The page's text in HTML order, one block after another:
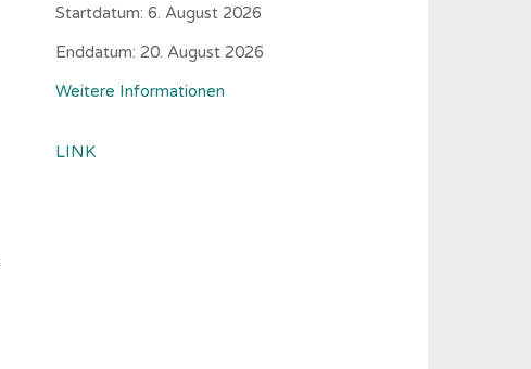
Startdatum:6. August 2026
Enddatum: 20. August 2026
Weitere Informationen
LINK